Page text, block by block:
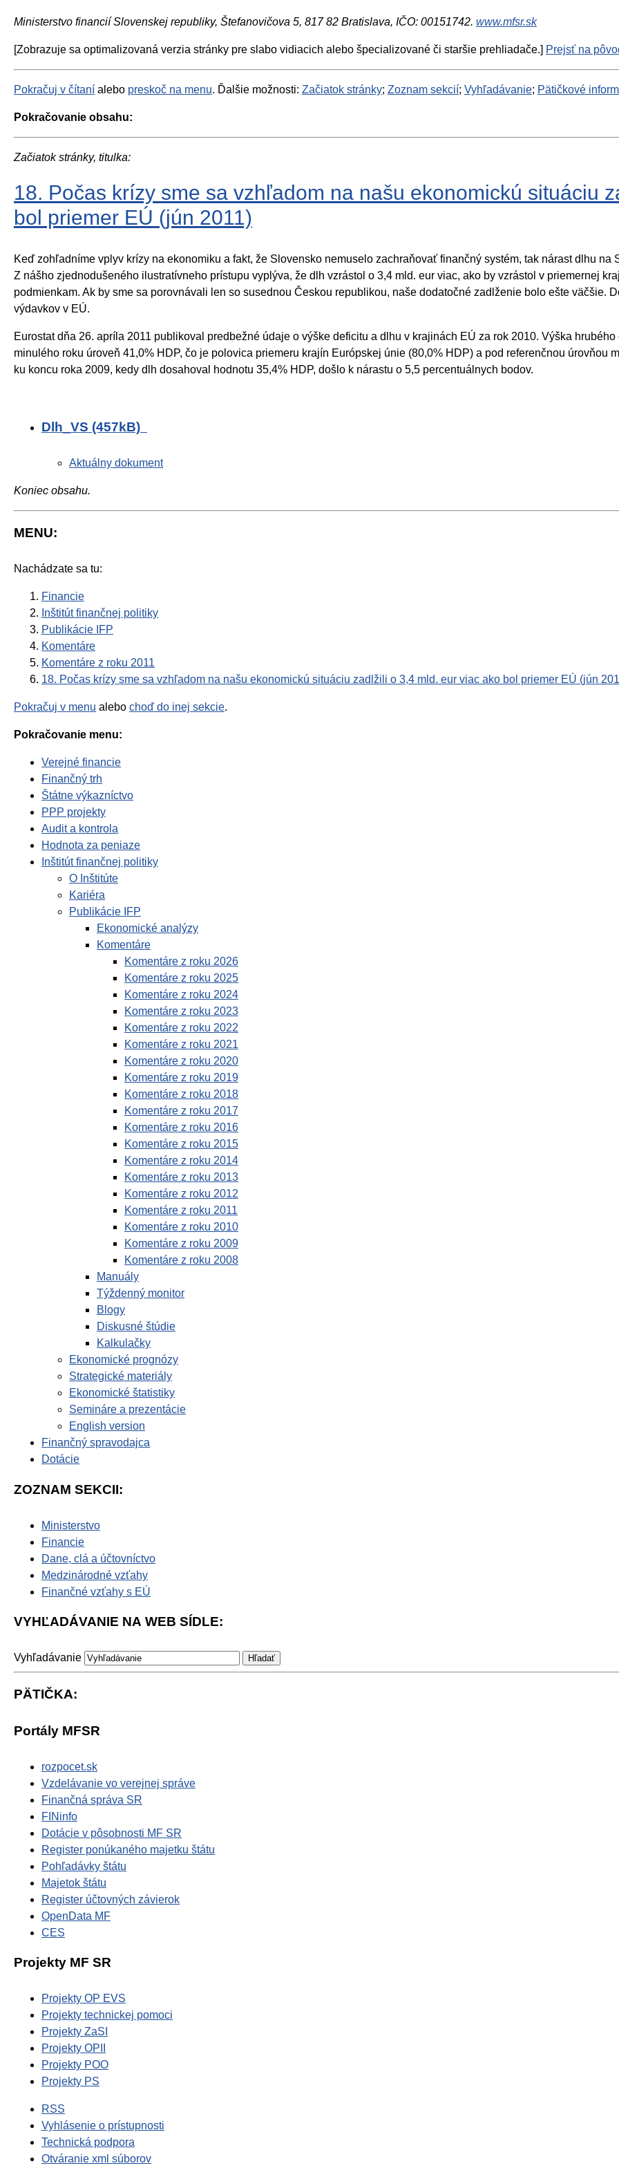
Ministerstvo financií Slovenskej republiky, Štefanovičova 5, 817 82 Bratislava, IČO: 00151742. www.mfsr.sk
[Zobrazuje sa optimalizovaná verzia stránky pre slabo vidiacich alebo špecializované či staršie prehliadače.] Prejsť na
Pokračuj v čítaní alebo preskoč na menu. Ďalšie možnosti: Začiatok stránky; Zoznam sekcií; Vyhľadávanie; Pätičkové
Pokračovanie obsahu:
Začiatok stránky, titulka:
18. Počas krízy sme sa vzhľadom na našu ekonomickú situáciu
bol priemer EÚ (jún 2011)
Keď zohľadníme vplyv krízy na ekonomiku a fakt, že Slovensko nemuselo zachraňovať finančný systém, tak nárast dlhu
Z nášho zjednodušeného ilustratívneho prístupu vyplýva, že dlh vzrástol o 3,4 mld. eur viac, ako by vzrástol v priemernej
podmienkam. Ak by sme sa porovnávali len so susednou Českou republikou, naše dodatočné zadlženie bolo ešte väčšie.
výdavkov v EÚ.
Eurostat dňa 26. apríla 2011 publikoval predbežné údaje o výške deficitu a dlhu v krajinách EÚ za rok 2010. Výška
minulého roku úroveň 41,0% HDP, čo je polovica priemeru krajín Európskej únie (80,0% HDP) a pod referenčnou úrovňou
ku koncu roka 2009, kedy dlh dosahoval hodnotu 35,4% HDP, došlo k nárastu o 5,5 percentuálnych bodov.
Dlh_VS (457kB)
Aktuálny dokument
Koniec obsahu.
MENU:
Nachádzate sa tu:
Financie
Inštitút finančnej politiky
Publikácie IFP
Komentáre
Komentáre z roku 2011
18. Počas krízy sme sa vzhľadom na našu ekonomickú situáciu zadlžili o 3,4 mld. eur viac ako bol priemer EÚ (jún
Pokračuj v menu alebo choď do inej sekcie.
Pokračovanie menu:
Verejné financie
Finančný trh
Štátne výkazníctvo
PPP projekty
Audit a kontrola
Hodnota za peniaze
Inštitút finančnej politiky
O Inštitúte
Kariéra
Publikácie IFP
Ekonomické analýzy
Komentáre
Komentáre z roku 2026
Komentáre z roku 2025
Komentáre z roku 2024
Komentáre z roku 2023
Komentáre z roku 2022
Komentáre z roku 2021
Komentáre z roku 2020
Komentáre z roku 2019
Komentáre z roku 2018
Komentáre z roku 2017
Komentáre z roku 2016
Komentáre z roku 2015
Komentáre z roku 2014
Komentáre z roku 2013
Komentáre z roku 2012
Komentáre z roku 2011
Komentáre z roku 2010
Komentáre z roku 2009
Komentáre z roku 2008
Manuály
Týždenný monitor
Blogy
Diskusné štúdie
Kalkulačky
Ekonomické prognózy
Strategické materiály
Ekonomické štatistiky
Semináre a prezentácie
English version
Finančný spravodajca
Dotácie
ZOZNAM SEKCII:
Ministerstvo
Financie
Dane, clá a účtovníctvo
Medzinárodné vzťahy
Finančné vzťahy s EÚ
VYHĽADÁVANIE NA WEB SÍDLE:
Vyhľadávanie
PÄTIČKA:
Portály MFSR
rozpocet.sk
Vzdelávanie vo verejnej správe
Finančná správa SR
FINinfo
Dotácie v pôsobnosti MF SR
Register ponúkaného majetku štátu
Pohľadávky štátu
Majetok štátu
Register účtovných závierok
OpenData MF
CES
Projekty MF SR
Projekty OP EVS
Projekty technickej pomoci
Projekty ZaSI
Projekty OPII
Projekty POO
Projekty PS
RSS
Vyhlásenie o prístupnosti
Technická podpora
Otváranie xml súborov